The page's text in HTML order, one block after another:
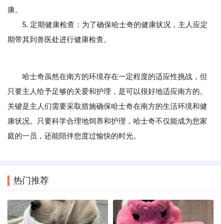
康。
5. 定期健康检查：为了确保哈士奇的健康状况，主人应定
期带其到兽医处进行健康检查。
哈士奇虽然在南方的环境存在一定程度的适应性挑战，但
只要主人给予足够的关爱和护理，是可以很好地适应南方的。
关键是主人们需要采取措施确保哈士奇在南方的生活环境和健
康状况。只要科学合理地饲养和护理，哈士奇不仅能成为您家
庭的一员，还能陪伴您度过愉快的时光。
热门推荐